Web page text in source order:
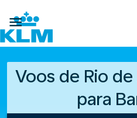

Voos de Rio de
para